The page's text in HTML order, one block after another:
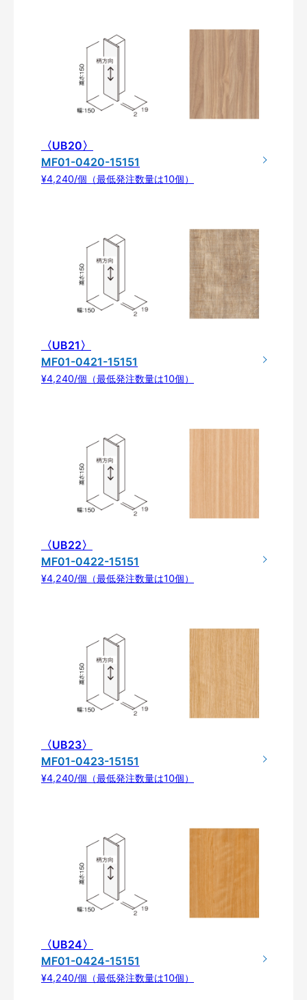
〈UB20〉
MF01-0420-15151
¥4,240/個（最低発注数量は10個）
〈UB21〉
MF01-0421-15151
¥4,240/個（最低発注数量は10個）
〈UB22〉
MF01-0422-15151
¥4,240/個（最低発注数量は10個）
〈UB23〉
MF01-0423-15151
¥4,240/個（最低発注数量は10個）
〈UB24〉
MF01-0424-15151
¥4,240/個（最低発注数量は10個）